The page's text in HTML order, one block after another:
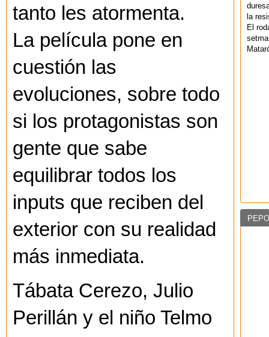
tanto les atormenta.
La película pone en
cuestión las
evoluciones, sobre todo
si los protagonistas son
gente que sabe
equilibrar todos los
inputs que reciben del
exterior con su realidad
más inmediata.
Tábata Cerezo, Julio
Perillán y el niño Telmo
la
El